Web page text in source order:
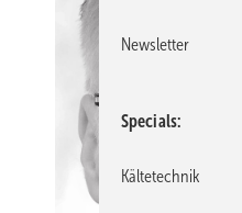
Newsletter
Specials
Kältetechnik